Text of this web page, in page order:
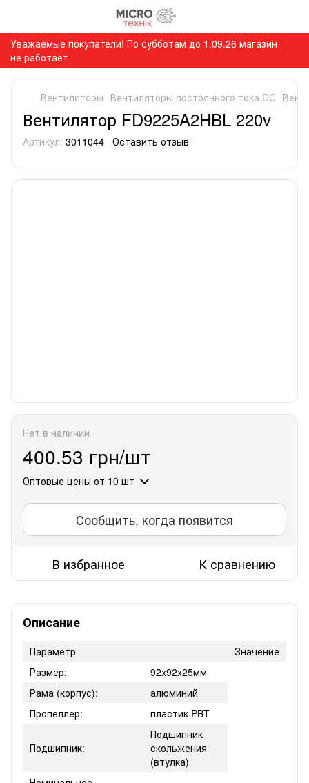
Уважаемые покупатели! По субботам до 1.09.26 магазин
не работает
Вентиляторы Вентиляторы постоянного тока DC
Вентилятор FD9225A2HBL 220v
Артикул: 3011044 Оставить отзыв
Нет в наличии
400.53 грн/шт
Оптовые цены от 10 шт
Сообщить, когда появится
В избранное К сравнению
Описание
Параметр
Значение
Размер:
92x92x25мм
Рама (корпус):
алюминий
Пропеллер:
пластик PBT
Подшипник:
Подшипник
скольжения
(втулка)